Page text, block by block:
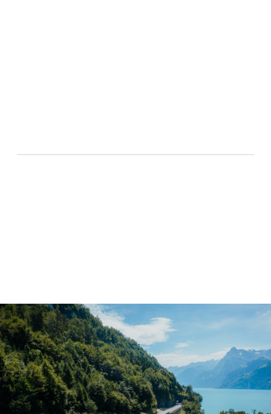
ГОТОВЫ
ОПТИМИЗИРОВАТЬ
ЛОГИСТИКУ?